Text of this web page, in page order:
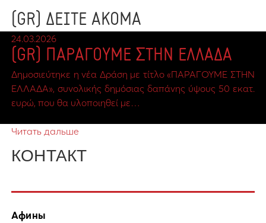
(GR) ΔΕΙΤΕ ΑΚΟΜΑ
24.03.2026
(GR) ΠΑΡΑΓΟΥΜΕ ΣΤΗΝ ΕΛΛΑΔΑ
Δημοσιεύτηκε η νέα Δράση με τίτλο «ΠΑΡΑΓΟΥΜΕ ΣΤΗΝ
ΕΛΛΑΔΑ», συνολικής δημόσιας δαπάνης ύψους 50 εκατ.
ευρώ, που θα υλοποιηθεί με…
Читать дальше
КОНТАКТ
Афины